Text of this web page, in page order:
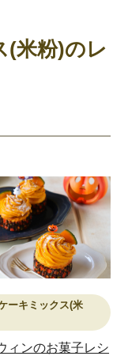
(米粉)のレ
ーキミックス(米
ィンのお菓子レシ